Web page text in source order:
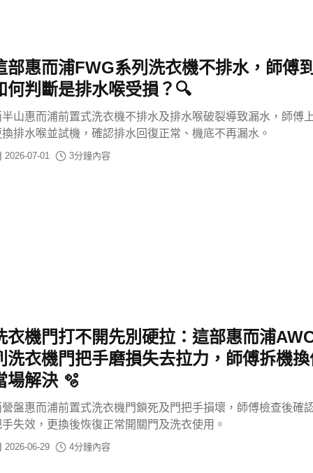
部惠而浦FWG系列洗衣機不排水，師傅
何判斷是排水喉受損？🔍
半山惠而浦前置式洗衣機不排水及排水喉破裂導致漏水，師傅
換排水喉並試機，確認排水回復正常、機底不再漏水。
2026-07-01 3分鐘內容
衣機門打不開先別硬拉：這部惠而浦
洗衣機門把手磨損失去拉力，師傅拆機換
場解決 🫧
營盤惠而浦前置式洗衣機門鎖死及門把手損壞，師傅檢查後確
失效，更換後恢復正常開關門及洗衣使用。
2026-06-29 4分鐘內容